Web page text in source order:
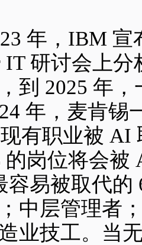
，IBM 宣
IT 研讨会上
到 2025 年
年，麦肯锡
有职业被 AI
的岗位将会被
容易被取代的
中层管理者
业技工。当